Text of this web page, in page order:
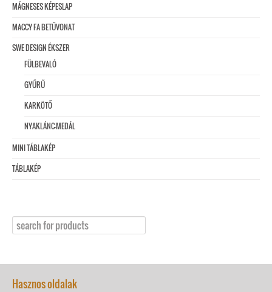
MÁGNESES KÉPESLAP
MACCY FA BETŰVONAT
SWE DESIGN ÉKSZER
FÜLBEVALÓ
GYŰRŰ
KARKÖTŐ
NYAKLÁNC-MEDÁL
MINI TÁBLAKÉP
TÁBLAKÉP
Hasznos oldalak